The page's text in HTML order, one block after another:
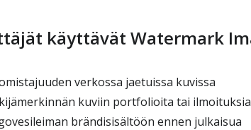
käyttävät Watermark
verkossa jaetuissa kuvissa
kuviin portfolioita tai
brändisisältöön ennen julkaisua